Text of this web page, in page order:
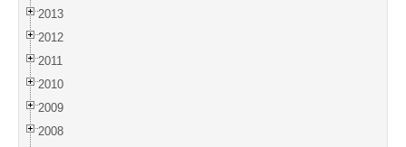
2013
2012
2011
2010
2009
2008